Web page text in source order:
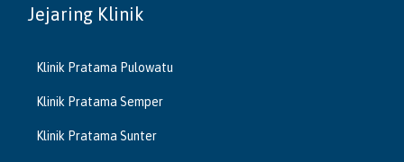
Jejaring Klinik
Klinik Pratama Pulowatu
Klinik Pratama Semper
Klinik Pratama Sunter